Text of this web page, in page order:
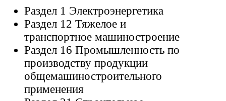
Раздел 1 Электроэнергетика
Раздел 12 Тяжелое и
транспортное машиностроение
Раздел 16 Промышленность по
производству продукции
общемашиностроительного
применения